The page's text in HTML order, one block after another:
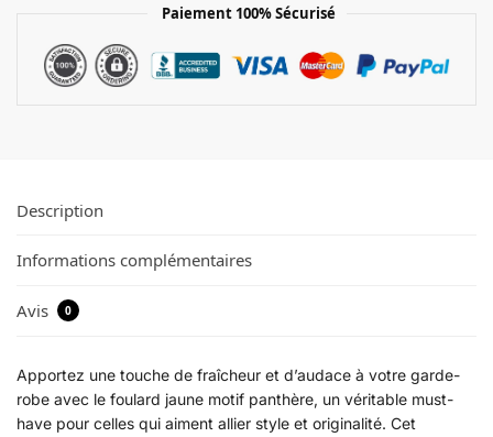
Paiement 100% Sécurisé
Description
Informations complémentaires
Avis 0
Apportez une touche de fraîcheur et d’audace à votre garde-
robe avec le foulard jaune motif panthère, un véritable must-
have pour celles qui aiment allier style et originalité. Cet